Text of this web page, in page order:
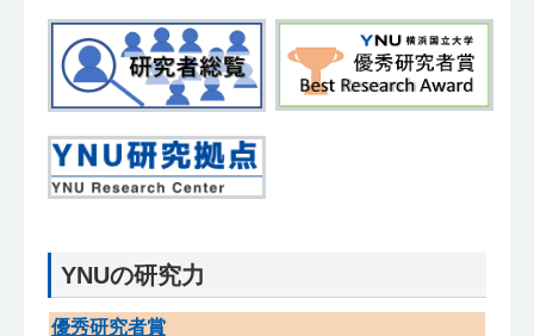
YNUの研究力
優秀研究者賞